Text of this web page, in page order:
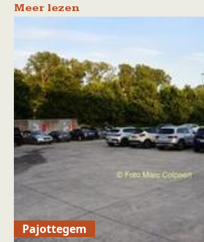
Meer lezen
Pajottegem